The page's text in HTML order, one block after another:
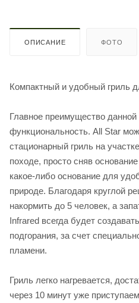
ОПИСАНИЕ ФОТО
Компактный и удобный гриль
Главное преимущество
функциональность. All Star
стационарный гриль на
походе, просто сняв
какое-либо основание для
природе. Благодаря круглой
накормить до 5 человек, а
Infrared всегда будет
подгорания, за счет
пламени.
Гриль легко нагревается,
через 10 минут уже